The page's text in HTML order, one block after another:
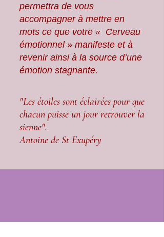
permettra de vous
accompagner à mettre en
mots ce que votre « Cerveau
émotionnel » manifeste et à
revenir ainsi à la source d’une
émotion stagnante.
"Les étoiles sont éclairées pour que
chacun puisse un jour retrouver la
sienne".
Antoine de St Exupéry